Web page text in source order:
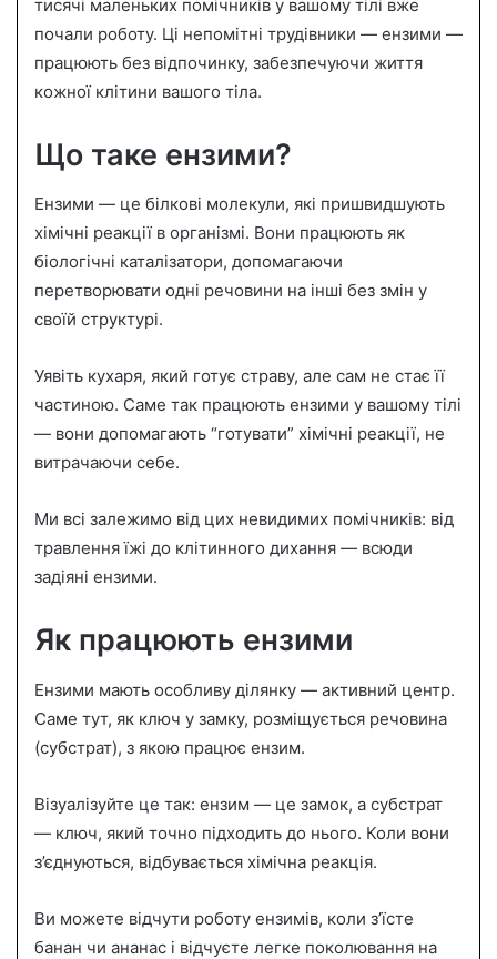
a
n
e
m
тисячі маленьких помічників у вашому тілі вже
почали роботу. Ці непомітні трудівники — ензими —
працюють без відпочинку, забезпечуючи життя
кожної клітини вашого тіла.
Що таке ензими?
Ензими — це білкові молекули, які пришвидшують
хімічні реакції в організмі. Вони працюють як
біологічні каталізатори, допомагаючи
перетворювати одні речовини на інші без змін у
своїй структурі.
Уявіть кухаря, який готує страву, але сам не стає її
частиною. Саме так працюють ензими у вашому тілі
— вони допомагають “готувати” хімічні реакції, не
витрачаючи себе.
Ми всі залежимо від цих невидимих помічників: від
травлення їжі до клітинного дихання — всюди
задіяні ензими.
Як працюють ензими
Ензими мають особливу ділянку — активний центр.
Саме тут, як ключ у замку, розміщується речовина
(субстрат), з якою працює ензим.
Візуалізуйте це так: ензим — це замок, а субстрат
— ключ, який точно підходить до нього. Коли вони
з’єднуються, відбувається хімічна реакція.
Ви можете відчути роботу ензимів, коли з’їсте
банан чи ананас і відчуєте легке поколювання на